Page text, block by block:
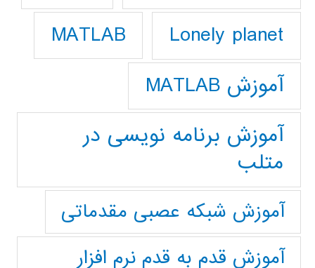
Lonely planet
MATLAB
آموزش MATLAB
آموزش برنامه نویسی در
متلب
آموزش شبکه عصبی مقدماتی
آموزش قدم به قدم نرم افزار